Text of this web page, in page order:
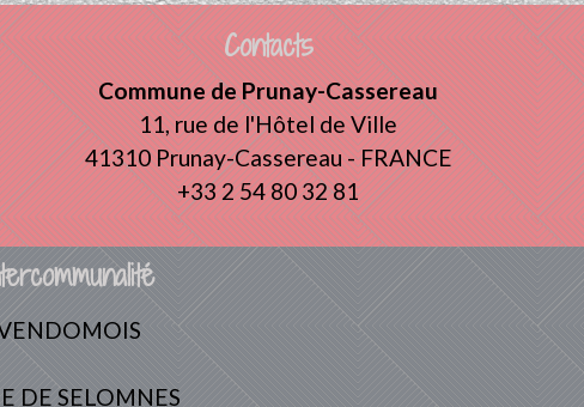
Contacts
Commune de Prunay-Cassereau
11, rue de l'Hôtel de Ville
41310 Prunay-Cassereau - FRANCE
+33 2 54 80 32 81
DE SELOMNES